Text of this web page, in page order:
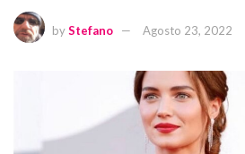
byStefano Agosto 23, 2022